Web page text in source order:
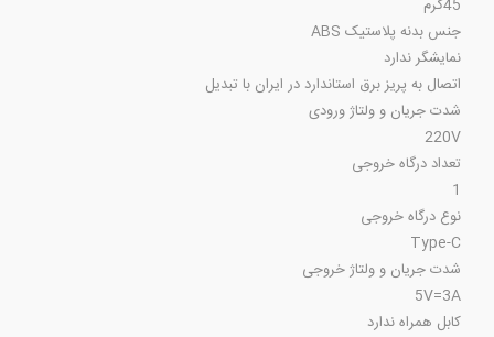
45گرم
جنس بدنه پلاستیک ABS
نمایشگر ندارد
اتصال به پریز برق استاندارد در ایران با تبدیل
شدت جریان و ولتاژ ورودی
220V
تعداد درگاه خروجی
1
نوع درگاه خروجی
Type-C
شدت جریان و ولتاژ خروجی
5V=3A
کابل همراه ندارد